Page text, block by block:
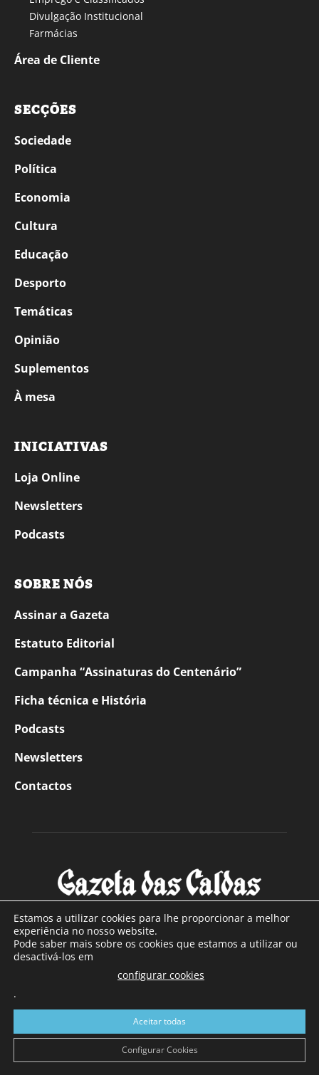
Divulgação Institucional
Farmácias
Área de Cliente
SECÇÕES
Sociedade
Política
Economia
Cultura
Educação
Desporto
Temáticas
Opinião
Suplementos
À mesa
INICIATIVAS
Loja Online
Newsletters
Podcasts
SOBRE NÓS
Assinar a Gazeta
Estatuto Editorial
Campanha “Assinaturas do Centenário”
Ficha técnica e História
Podcasts
Newsletters
Contactos
SOBRE NÓS
Com sede nas Caldas da Rainha e mais de 90 anos de
a sul de distrito de Leiria, com mais de 40.000 leitores por
toda a região Oeste. Jornal com distribuição em Portugal
Continental e assinatura online.
Estamos a utilizar cookies para lhe proporcionar a melhor
experiência no nosso website.
Pode saber mais sobre os cookies que estamos a utilizar ou
desactivá-los em
configurar cookies
.
Aceitar todas
Configurar Cookies